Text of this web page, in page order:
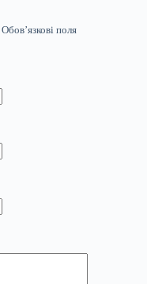
Обов’язкові поля